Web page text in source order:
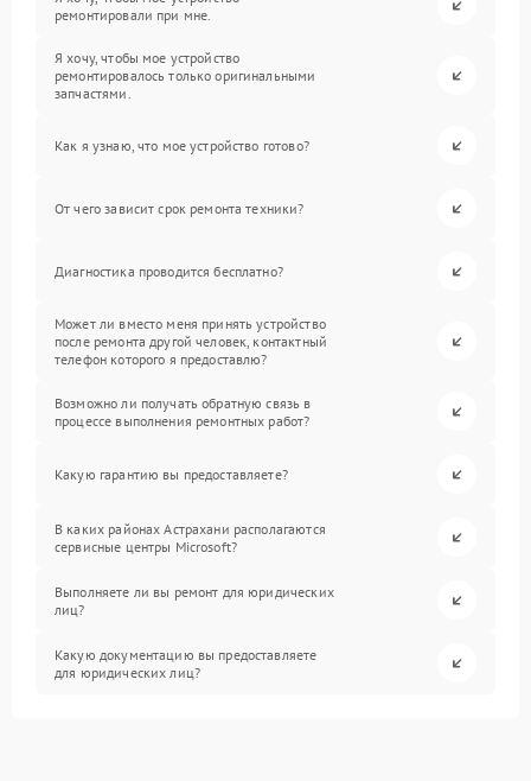
ремонтировали при мне.
Я хочу, чтобы мое устройство
ремонтировалось только оригинальными
запчастями.
Как я узнаю, что мое устройство готово?
От чего зависит срок ремонта техники?
Диагностика проводится бесплатно?
Может ли вместо меня принять устройство
после ремонта другой человек, контактный
телефон которого я предоставлю?
Возможно ли получать обратную связь в
процессе выполнения ремонтных работ?
Какую гарантию вы предоставляете?
В каких районах Астрахани располагаются
сервисные центры Microsoft?
Выполняете ли вы ремонт для юридических
лиц?
Какую документацию вы предоставляете
для юридических лиц?